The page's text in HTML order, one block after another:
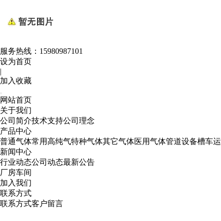
服务热线： 15980987101
设为首页
|
加入收藏
网站首页
关于我们
公司简介技术支持公司理念
产品中心
普通气体常用高纯气特种气体其它气体医用气体管道设备槽车
新闻中心
行业动态公司动态最新公告
厂房车间
加入我们
联系方式
联系方式客户留言